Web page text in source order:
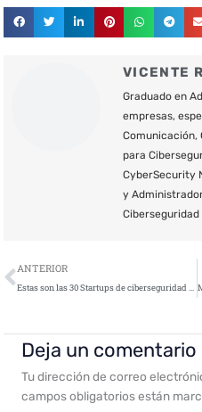
VICENTE
Graduado en
empresas,
Comunicación,
para
CyberSecurity
y
Ciberseguridad
Ant
ANTERIOR
Estas son las 30 Startups de ciberseguridad seleccionadas por INCIBE para participar en CiberEmprende 2019 (Parte I)
Deja un comentario
Tu dirección de correo
campos obligatorios están